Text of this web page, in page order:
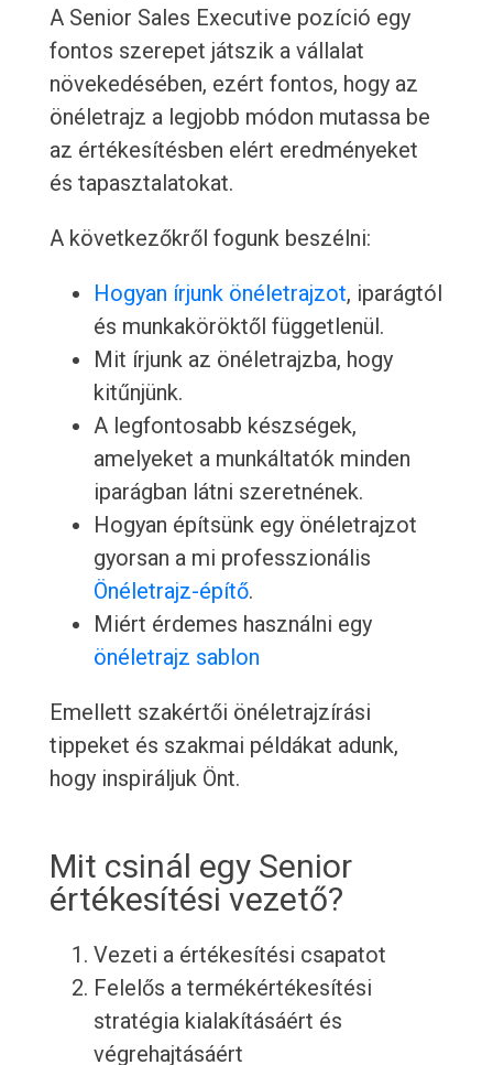
A Senior Sales Executive pozíció egy
fontos szerepet játszik a vállalat
növekedésében, ezért fontos, hogy az
önéletrajz a legjobb módon mutassa be
az értékesítésben elért eredményeket
és tapasztalatokat.
A következőkről fogunk beszélni:
Hogyan írjunk önéletrajzot, iparágtól
és munkaköröktől függetlenül.
Mit írjunk az önéletrajzba, hogy
kitűnjünk.
A legfontosabb készségek,
amelyeket a munkáltatók minden
iparágban látni szeretnének.
Hogyan építsünk egy önéletrajzot
gyorsan a mi professzionális
Önéletrajz-építő.
Miért érdemes használni egy
önéletrajz sablon
Emellett szakértői önéletrajzírási
tippeket és szakmai példákat adunk,
hogy inspiráljuk Önt.
Mit csinál egy Senior
értékesítési vezető?
Vezeti a értékesítési csapatot
Felelős a termékértékesítési
stratégia kialakításáért és
végrehajtásáért